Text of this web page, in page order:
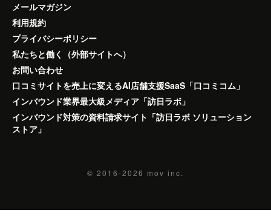
メールマガジン
利用規約
プライバシーポリシー
私たちと働く（外部サイトへ）
お問い合わせ
口コミサイトを売上に変えるAI店舗支援SaaS「口コミコム」
インバウンド業界最大級メディア「訪日ラボ」
インバウンド対策の資料請求サイト「訪日ラボ ソリューション
ストア」
© 2016-2026 mov inc.